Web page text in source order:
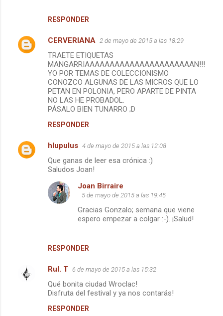
RESPONDER
CERVERIANA 2 de mayo de 2015 a las 18:29
TRAETE ETIQUETAS
MANGARRIAAAAAAAAAAAAAAAAAAAAAAN!!!
YO POR TEMAS DE COLECCIONISMO
CONOZCO ALGUNAS DE LAS MICROS QUE LO
PETAN EN POLONIA, PERO APARTE DE PINTA
NO LAS HE PROBADOL.
PÁSALO BIEN TUNARRO ;D
RESPONDER
hlupulus 4 de mayo de 2015 a las 12:08
Que ganas de leer esa crónica :)
Saludos Joan!
RESPONDER
Joan Birraire
5 de mayo de 2015 a las 19:45
Gracias Gonzalo; semana que viene
espero empezar a colgar :-). ¡Salud!
Rul. T 6 de mayo de 2015 a las 15:32
Qué bonita ciudad Wroclac!
Disfruta del festival y ya nos contarás!
RESPONDER